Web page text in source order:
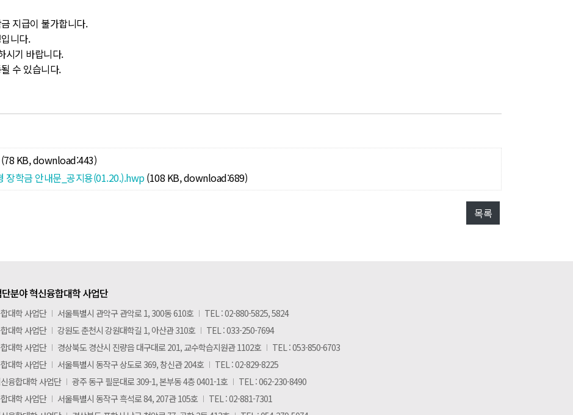
지급이 불가합니다.
니다.
시기 바랍니다.
수 있습니다.
(78 KB, download:443)
장학금 안내문_공지용(01.20.).hwp(108 KB, download:689)
목록
분야 혁신융합대학 사업단
대학 사업단 I 서울특별시 관악구 관악로 1, 300동 610호 I TEL : 02-880-5825, 5824
대학 사업단 I 강원도 춘천시 강원대학길 1, 아산관 310호 I TEL : 033-250-7694
대학 사업단 I 경상북도 경산시 진량읍 대구대로 201, 교수학습지원관 1102호 I TEL : 053-850-6703
대학 사업단 I 서울특별시 동작구 상도로 369, 창신관 204호 I TEL : 02-829-8225
융합대학 사업단 I 광주 동구 필문대로 309-1, 본부동 4층 0401-1호 I TEL : 062-230-8490
대학 사업단 I 서울특별시 동작구 흑석로 84, 207관 105호 I TEL : 02-881-7301